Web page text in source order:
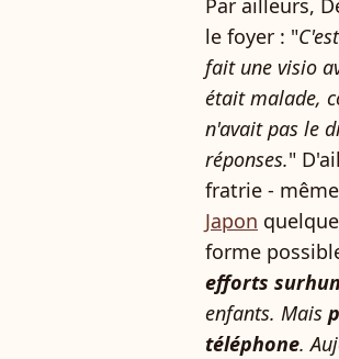
Par ailleurs,
le foyer : "
fait une visio
était malade,
n'avait pas le
réponses."
fratrie - même
Japon
forme
efforts
enfants. Mais
téléphone.